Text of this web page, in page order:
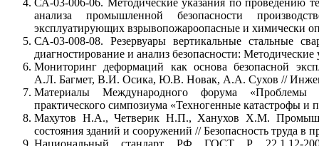
анализа промышленной безопасности
эксплуатирующих взрывопожароопасные и химически
СА-03-008-08. Резервуары вертикальные стальные
диагностирование и анализ безопасности:
Мониторинг деформаций как основа безопасной
А.Л. Багмет, В.И. Осика, Ю.В. Новак, А.А. Сухов //
Материалы Международного форума «Проблемы
практического симпозиума «Техногенные катастрофы и
Махутов Н.А., Четверик Н.П., Ханухов Х.М.
состояния зданий и сооружений // Безопасность труда
Национальный стандарт РФ ГОСТ Р 22.1.12-